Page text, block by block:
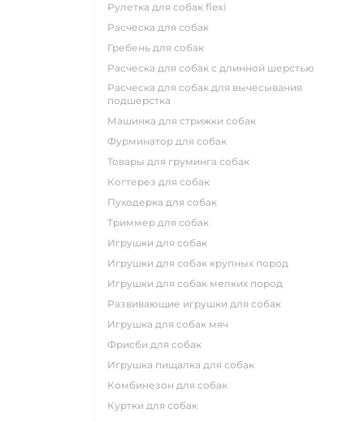
рулетка для собак flexi
расческа для собак
гребень для собак
расческа для собак с длинной шерстью
расческа для собак для вычесывания
подшерстка
машинка для стрижки собак
фурминатор для собак
товары для груминга собак
когтерез для собак
пуходерка для собак
триммер для собак
игрушки для собак
игрушки для собак крупных пород
игрушки для собак мелких пород
развивающие игрушки для собак
игрушка для собак мяч
фрисби для собак
игрушка пищалка для собак
комбинезон для собак
куртки для собак